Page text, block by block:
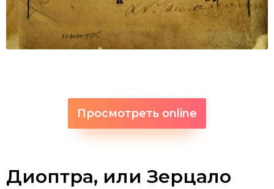
Просмотреть online
Диоптра, или Зерцало